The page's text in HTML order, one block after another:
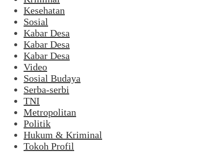
Kesehatan
Sosial
Kabar Desa
Kabar Desa
Kabar Desa
Video
Sosial Budaya
Serba-serbi
TNI
Metropolitan
Politik
Hukum & Kriminal
Tokoh Profil